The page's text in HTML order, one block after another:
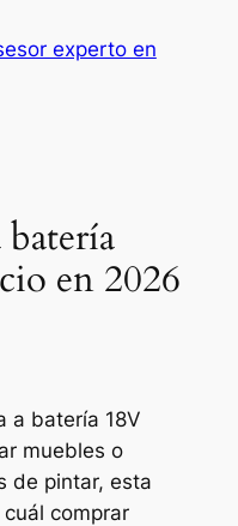
experto en
en 2026
a batería 18V
muebles o
de pintar, esta
comprar